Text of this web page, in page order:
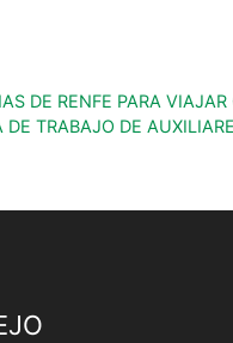
DE RENFE PARA
DE TRABAJO DE